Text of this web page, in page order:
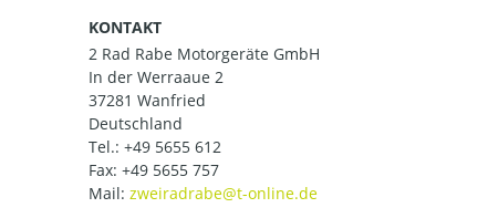
KONTAKT
2 Rad Rabe Motorgeräte GmbH
In der Werraaue 2
37281 Wanfried
Deutschland
Tel.: +49 5655 612
Fax: +49 5655 757
Mail: